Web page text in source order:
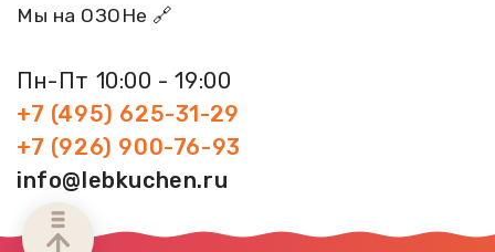
Мы на ОЗОНе 🔗
Пн-Пт 10:00 - 19:00
+7 (495) 625-31-29
+7 (926) 900-76-93
info@lebkuchen.ru